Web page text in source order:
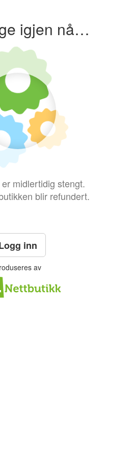
igjen nå…
midlertidig stengt.
blir refundert.
inn
av